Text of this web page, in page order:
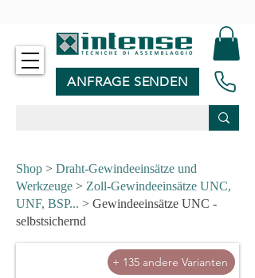
ANFRAGE SENDEN
Shop > Draht-Gewindeeinsätze und
Werkzeuge > Zoll-Gewindeeinsätze UNC,
UNF, BSP... > Gewindeeinsätze UNC -
selbstsichernd
+ 135 andere Varianten